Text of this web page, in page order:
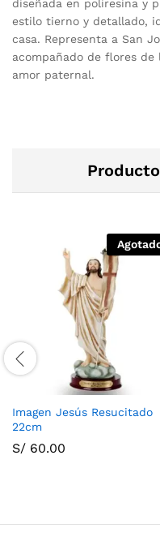
diseñada en poliresina y
estilo tierno y detallado,
casa. Representa a San
acompañado de flores
amor paternal.
Imagen Jesús Resucitado
22cm
S/ 60.00